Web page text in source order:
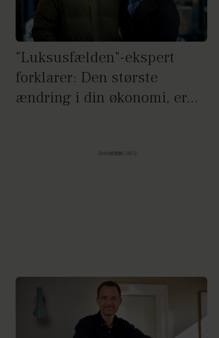
"Luksusfælden"-ekspert
forklarer: Den største
ændring i din økonomi, er...
Annonce